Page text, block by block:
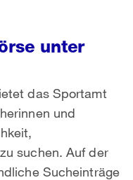
unter
das Sportamt
und
suchen. Auf der
Sucheinträge